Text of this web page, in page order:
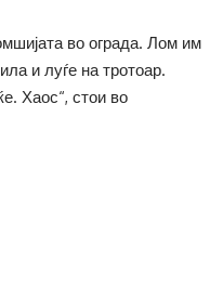
во ограда. Лом им
и луѓе на тротоар.
Хаос“, стои во